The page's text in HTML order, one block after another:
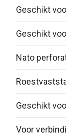
Geschikt
Geschikt
Nato
Geschikt
Voor